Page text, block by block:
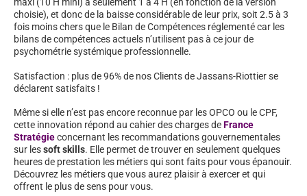
choisie), et donc de la baisse considérable de leur prix, soit 2.5 à 3
fois moins chers que le Bilan de Compétences réglementé car les
bilans de compétences actuels n’utilisent pas à ce jour de
psychométrie systémique professionnelle.
Satisfaction : plus de 96% de nos Clients de Jassans-Riottier se
déclarent satisfaits !
Même si elle n’est pas encore reconnue par les OPCO ou le CPF,
cette innovation répond au cahier des charges deFrance
Stratégieconcernant les recommandations gouvernementales
sur lessoft skills. Elle permet de trouver en seulement quelques
heures de prestation les métiers qui sont faits pour vous épanouir.
Découvrez les métiers que vous aurez plaisir à exercer et qui
offrent le plus de sens pour vous.